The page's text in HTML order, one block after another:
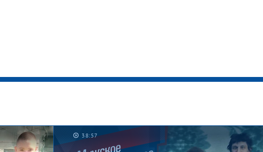
38:57